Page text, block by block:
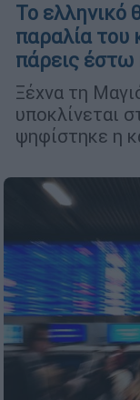
Το ελληνικό
παραλία του
πάρεις έστω
Ξέχνα τη
υποκλίνεται
ψηφίστηκε η